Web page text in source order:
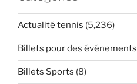
Actualité tennis (5,236)
Billets pour des événements
Billets Sports (8)